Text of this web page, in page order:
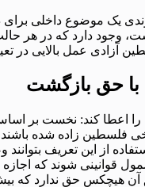
موضوع داخلی برای
دارد که در هر حالت
آزادی عمل بالایی در
با حق بازگشت
را اعطا کند: نخست بر
فلسطین زاده شده
از این تعریف
شوند که اجازه
آن هیچکس حق ندارد که